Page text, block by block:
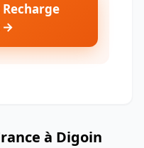
→
à Digoin